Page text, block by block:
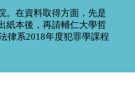
。在資料取得方面，先是
紙本後，再請輔仁大學哲
律系2018年度犯罪學課程